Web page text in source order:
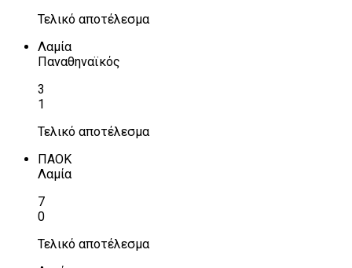
Τελικό αποτέλεσμα
Λαμία
Παναθηναϊκός
3
1
Τελικό αποτέλεσμα
ΠΑΟΚ
Λαμία
7
0
Τελικό αποτέλεσμα